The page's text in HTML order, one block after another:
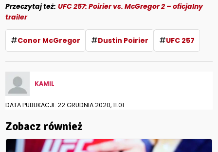
Przeczytaj też: UFC 257: Poirier vs. McGregor 2 – oficjalny
trailer
#Conor McGregor #Dustin Poirier #UFC 257
KAMIL
DATA PUBLIKACJI: 22 GRUDNIA 2020, 11:01
Zobacz również